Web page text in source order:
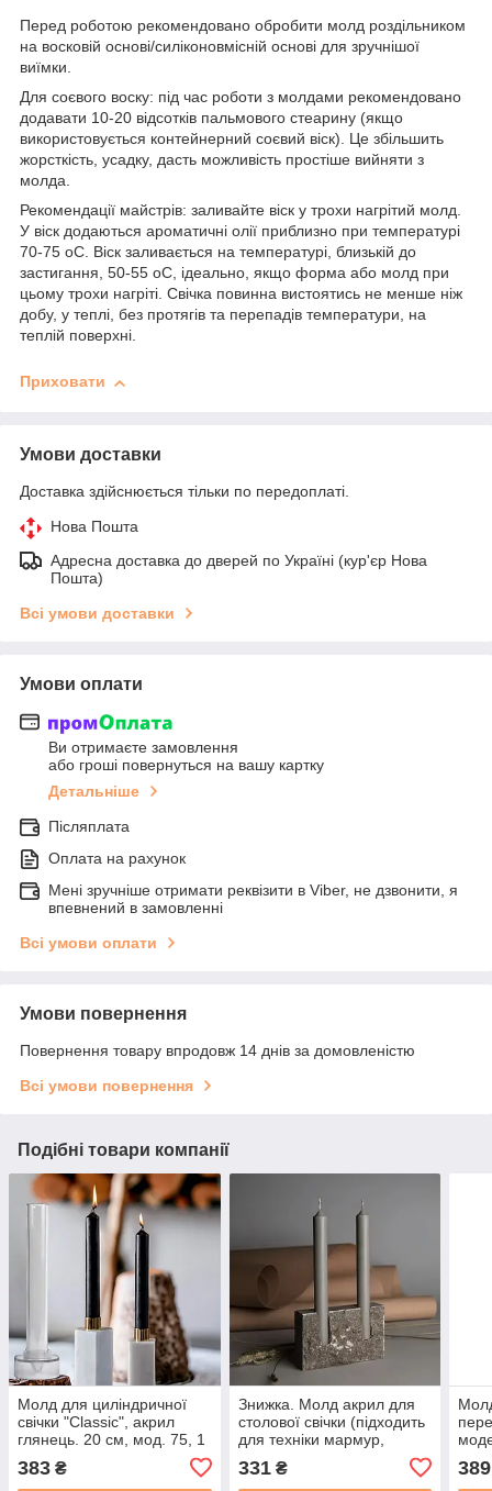
Перед роботою рекомендовано обробити молд роздільником
на восковій основі/силіконовмісній основі для зручнішої
виїмки.
Для соєвого воску: під час роботи з молдами рекомендовано
додавати 10-20 відсотків пальмового стеарину (якщо
використовується контейнерний соєвий віск). Це збільшить
жорсткість, усадку, дасть можливість простіше вийняти з
молда.
Рекомендації майстрів: заливайте віск у трохи нагрітий молд.
У віск додаються ароматичні олії приблизно при температурі
70-75 оС. Віск заливається на температурі, близькій до
застигання, 50-55 оС, ідеально, якщо форма або молд при
цьому трохи нагріті. Свічка повинна вистоятись не менше ніж
добу, у теплі, без протягів та перепадів температури, на
теплій поверхні.
Приховати
Умови доставки
Доставка здійснюється тільки по передоплаті.
Нова Пошта
Адресна доставка до дверей по Україні (кур'єр Нова
Пошта)
Всі умови доставки
Умови оплати
Ви отримаєте замовлення
або гроші повернуться на вашу картку
Детальніше
Післяплата
Оплата на рахунок
Мені зручніше отримати реквізити в Viber, не дзвонити, я
впевнений в замовленні
Всі умови оплати
Умови повернення
Повернення товару впродовж 14 днів за домовленістю
Всі умови повернення
Подібні товари компанії
Молд для циліндричної
свічки "Classic", акрил
глянець. 20 см, мод. 75, 1
383 ₴
Знижка. Молд акрил для
столової свічки (підходить
для техніки мармур,
331₴ 389